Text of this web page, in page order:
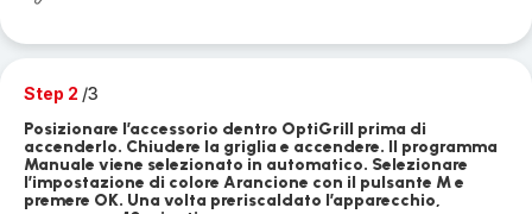
Step 2 /3
Posizionare l’accessorio dentro OptiGrill prima di
accenderlo. Chiudere la griglia e accendere. Il programma
Manuale viene selezionato in automatico. Selezionare
l’impostazione di colore Arancione con il pulsante M e
premere OK. Una volta preriscaldato l’apparecchio,